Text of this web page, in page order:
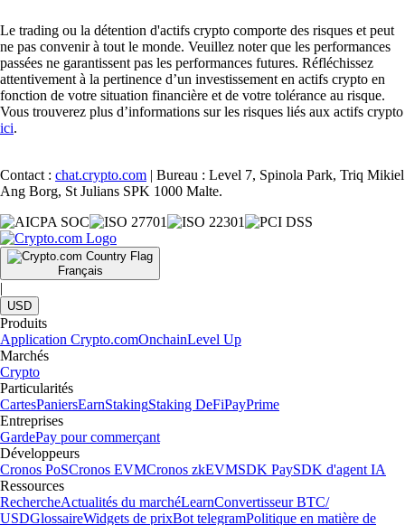
Le trading ou la détention d'actifs crypto comporte des risques et peut
ne pas convenir à tout le monde. Veuillez noter que les performances
passées ne garantissent pas les performances futures. Réfléchissez
attentivement à la pertinence d’un investissement en actifs crypto en
fonction de votre situation financière et de votre tolérance au risque.
Vous trouverez plus d’informations sur les risques liés aux actifs crypto
ici.
Contact : chat.crypto.com | Bureau : Level 7, Spinola Park, Triq Mikiel
Ang Borg, St Julians SPK 1000 Malte.
Français
|
USD
Produits
Application Crypto.comOnchainLevel Up
Marchés
Crypto
Particularités
CartesPaniersEarnStakingStaking DeFiPayPrime
Entreprises
GardePay pour commerçant
Développeurs
Cronos PoSCronos EVMCronos zkEVMSDK PaySDK d'agent IA
Ressources
RechercheActualités du marchéLearnConvertisseur BTC/
USDGlossaireWidgets de prixBot telegramPolitique en matière de